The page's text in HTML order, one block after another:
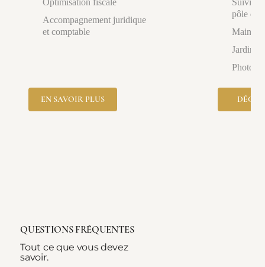
Optimisation fiscale
Accompagnement juridique
et comptable
EN SAVOIR PLUS
Suivi
pôle
Jardin,
QUESTIONS FRÉQUENTES
Tout ce que vous devez
savoir.